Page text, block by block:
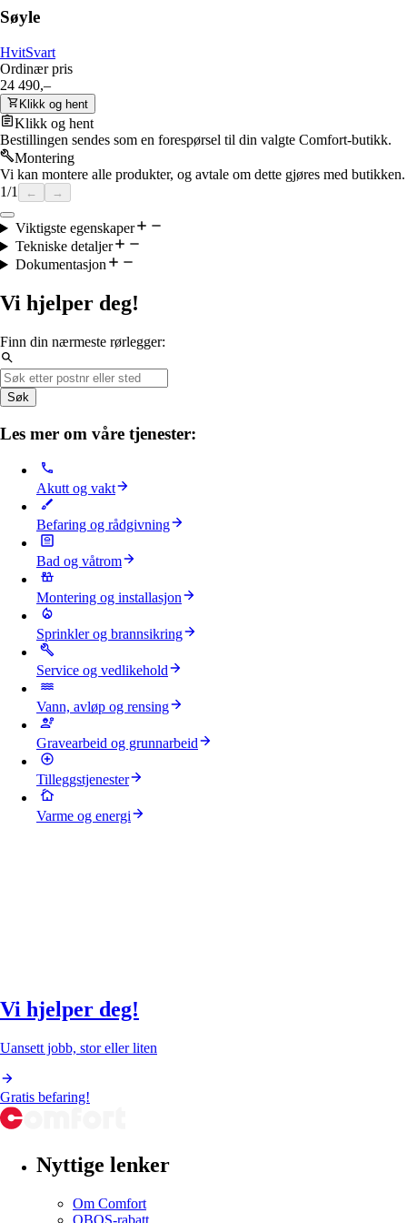
Søyle
HvitSvart
Ordinær pris
24 490,–
Klikk og hent
Klikk og hent
Bestillingen sendes som en forespørsel til din valgte Comfort-butikk.
Montering
Vi kan montere alle produkter, og avtale om dette gjøres med butikken.
1/1 ← →
Viktigste egenskaper
Tekniske detaljer
Dokumentasjon
Vi hjelper deg!
Finn din nærmeste rørlegger:
Søk
Les mer om våre tjenester:
Akutt og vakt
Befaring og rådgivning
Bad og våtrom
Montering og installasjon
Sprinkler og brannsikring
Service og vedlikehold
Vann, avløp og rensing
Gravearbeid og grunnarbeid
Tilleggstjenester
Varme og energi
Vi hjelper deg!
Uansett jobb, stor eller liten
Gratis befaring!
Nyttige lenker
Om Comfort
OBOS-rabatt